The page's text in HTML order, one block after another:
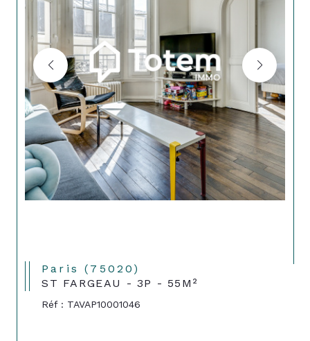
Paris (75020)
ST FARGEAU - 3P - 55M²
Réf : TAVAP10001046